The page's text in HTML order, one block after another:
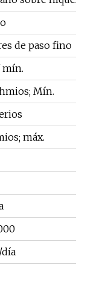
de paso fino
mín.
Mín.
máx.
día